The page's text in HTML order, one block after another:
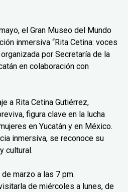
el Gran Museo del Mundo
inmersiva “Rita Cetina: voces
por Secretaría de la
en colaboración con
a Rita Cetina Gutiérrez,
figura clave en la lucha
en Yucatán y en México.
inmersiva, se reconoce su
cultural.
marzo a las 7 pm.
de miércoles a lunes, de